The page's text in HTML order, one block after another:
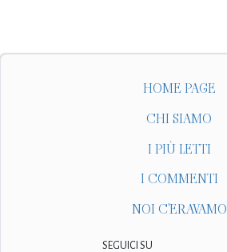
HOME PAGE
CHI SIAMO
I PIÙ LETTI
I COMMENTI
NOI C'ERAVAMO
SEGUICI SU